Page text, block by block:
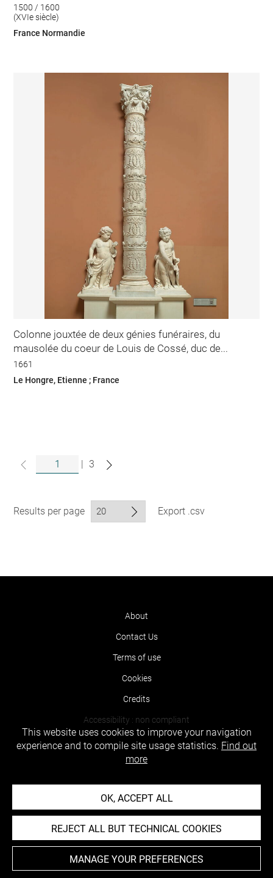
1500 / 1600
(XVIe siècle)
France Normandie
Colonne jouxtée de deux génies funéraires, du
mausolée du coeur de Louis de Cossé, duc de...
1661
Le Hongre, Etienne ; France
| 3
Results per page Export .csv
About
Contact Us
Terms of use
Cookies
Credits
Accessibility : non compliant
This website uses cookies to improve your navigation
experience and to compile site usage statistics. Find out
more
OK, ACCEPT ALL
REJECT ALL BUT TECHNICAL COOKIES
MANAGE YOUR PREFERENCES